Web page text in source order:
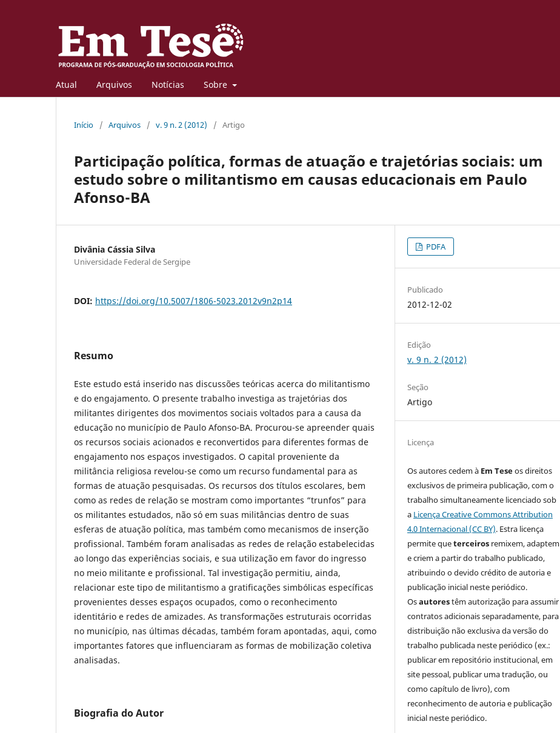
Atual Arquivos Notícias Sobre
Início / Arquivos / v. 9 n. 2 (2012) / Artigo
Participação política, formas de atuação e trajetórias sociais: um
estudo sobre o militantismo em causas educacionais em Paulo
Afonso-BA
Divânia Cássia Silva
Universidade Federal de Sergipe
DOI: https://doi.org/10.5007/1806-5023.2012v9n2p14
Resumo
Este estudo está inserido nas discussões teóricas acerca do militantismo
e do engajamento. O presente trabalho investiga as trajetórias dos
militantes dirigentes dos movimentos sociais voltados para a causa da
educação no município de Paulo Afonso-BA. Procurou-se apreender quais
os recursos sociais acionados e reconvertidos para diferentes formas de
engajamento nos espaços investigados. O capital proveniente da
militância religiosa revelou-se como um recurso fundamental para as
formas de atuação pesquisadas. Os recursos dos títulos escolares, bem
como as redes de relação se mostram como importantes “trunfos” para
os militantes estudados, não só em suas militâncias dentro de suas
esferas de atuação política, mas também como mecanismos de inserção
profissional. Também foram analisadas as redes de relação estabelecidas
ao longo das experiências sociais, e sua utilização em favor do ingresso
no meio militante e profissional. Tal investigação permitiu, ainda,
relacionar este tipo de militantismo a gratificações simbólicas específicas
provenientes desses espaços ocupados, como o reconhecimento
identitário e redes de amizades. As transformações estruturais ocorridas
no município, nas últimas décadas, também foram apontadas, aqui, como
importantes fatores que influenciaram as formas de mobilização coletiva
analisadas.
Biografia do Autor
PDFA
Publicado
2012-12-02
Edição
v. 9 n. 2 (2012)
Seção
Artigo
Licença
Os autores cedem à Em Teseos direitos
exclusivos de primeira publicação, com o
trabalho simultaneamente licenciado sob
a Licença Creative Commons Attribution
4.0 Internacional (CC BY). Estra licença
permite queterceiros remixem, adaptem
e criem a partir do trabalho publicado,
atribuindo o devido crédito de autoria e
publicação inicial neste periódico.
Osautorestêm autorização para assumir
contratos adicionais separadamente, para
distribuição não exclusiva da versão do
trabalho publicada neste periódico (ex.:
publicar em repositório institucional, em
site pessoal, publicar uma tradução, ou
como capítulo de livro), com
reconhecimento de autoria e publicação
inicial neste periódico.